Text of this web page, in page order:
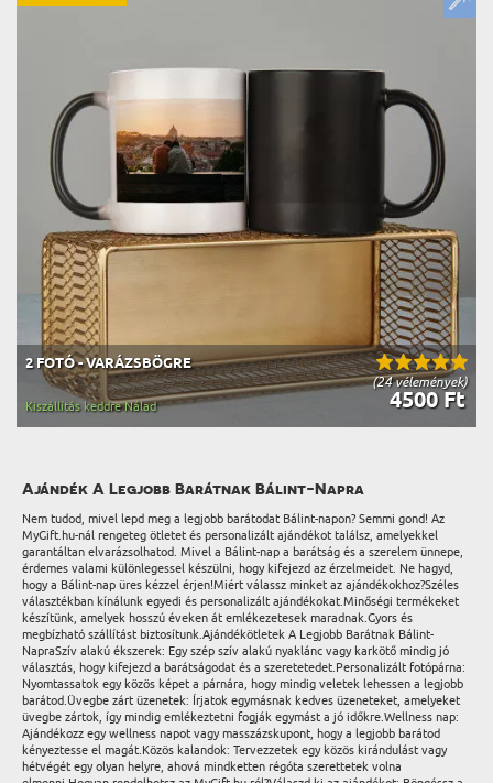
(24 vélemények)
2 FOTÓ - VARÁZSBÖGRE
4500 Ft
Kiszállítás keddre Nálad
Ajándék A Legjobb Barátnak Bálint-Napra
Nem tudod, mivel lepd meg a legjobb barátodat Bálint-napon? Semmi gond! Az
MyGift.hu-nál rengeteg ötletet és personalizált ajándékot találsz, amelyekkel
garantáltan elvarázsolhatod. Mivel a Bálint-nap a barátság és a szerelem ünnepe,
érdemes valami különlegessel készülni, hogy kifejezd az érzelmeidet. Ne hagyd,
hogy a Bálint-nap üres kézzel érjen!Miért válassz minket az ajándékokhoz?Széles
választékban kínálunk egyedi és personalizált ajándékokat.Minőségi termékeket
készítünk, amelyek hosszú éveken át emlékezetesek maradnak.Gyors és
megbízható szállítást biztosítunk.Ajándékötletek A Legjobb Barátnak Bálint-
NapraSzív alakú ékszerek: Egy szép szív alakú nyaklánc vagy karkötő mindig jó
választás, hogy kifejezd a barátságodat és a szeretetedet.Personalizált fotópárna:
Nyomtassatok egy közös képet a párnára, hogy mindig veletek lehessen a legjobb
barátod.Üvegbe zárt üzenetek: Írjatok egymásnak kedves üzeneteket, amelyeket
üvegbe zártok, így mindig emlékeztetni fogják egymást a jó időkre.Wellness nap:
Ajándékozz egy wellness napot vagy masszázskupont, hogy a legjobb barátod
kényeztesse el magát.Közös kalandok: Tervezzetek egy közös kirándulást vagy
hétvégét egy olyan helyre, ahová mindketten régóta szerettetek volna